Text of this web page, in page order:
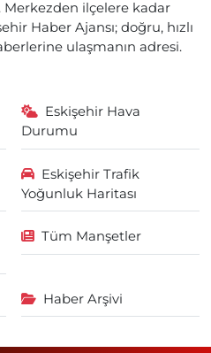
ilçelere kadar
Haber Ajansı; doğru, hızlı
ulaşmanın adresi.
Eskişehir Hava
Durumu
Eskişehir Trafik
Yoğunluk Haritası
Tüm Manşetler
Haber Arşivi